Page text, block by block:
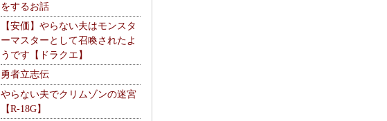
をするお話
【安価】やらない夫はモンスタ
ーマスターとして召喚されたよ
うです【ドラクエ】
勇者立志伝
やらない夫でクリムゾンの迷宮
【R-18G】